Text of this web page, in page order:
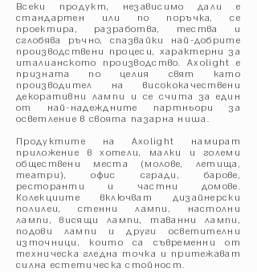
Всеки продукт, независимо дали е
стандартен или по поръчка, се
проектира, разработва, тества и
сглобява ръчно, спазвайки най-добрите
производствени процеси, характерни за
италианското производство. Axolight е
призната по целия свят като
производител на висококачествени
декоративни лампи и се счита за един
от най-надеждните партньори за
осветление в своята пазарна ниша.
Продуктите на Axolight намират
приложение в хотели, малки и големи
обществени места (молове, летища,
театри), офис сгради, барове,
ресторанти и частни домове.
Колекциите включват дизайнерски
полилеи, стенни лампи, настолни
лампи, висящи лампи, таванни лампи,
подови лампи и други осветителни
източници, които са съвременни от
техническа гледна точка и притежават
силна естетическа стойност.